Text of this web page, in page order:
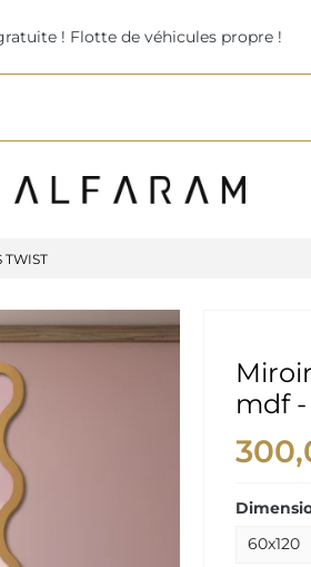
! Flotte de véhicules propre !
mdf -